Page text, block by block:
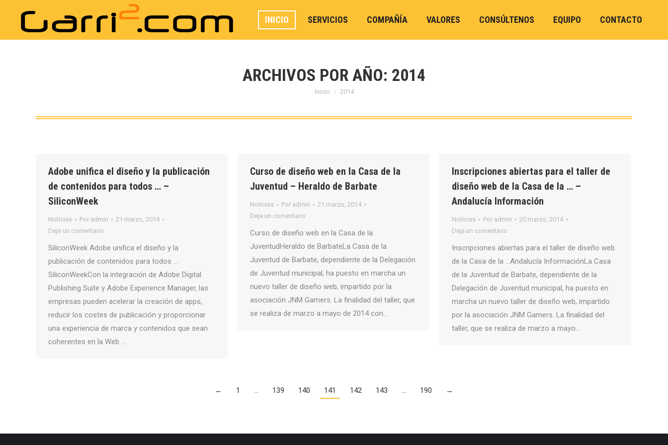
INICIO SERVICIOS COMPAÑÍA VALORES CONSÚLTENOS EQUIPO CONTACTO
ARCHIVOS POR AÑO: 2014
Estás aquí:
Inicio 2014
Adobe unifica el diseño y la publicación
de contenidos para todos … –
SiliconWeek
Noticias Por admin
21 marzo, 2014
Deja un comentario
SiliconWeek Adobe unifica el diseño y la
publicación de contenidos para todos …
SiliconWeekCon la integración de Adobe Digital
Publishing Suite y Adobe Experience Manager, las
empresas pueden acelerar la creación de apps,
reducir los costes de publicación y proporcionar
una experiencia de marca y contenidos que sean
coherentes en la Web …
Curso de diseño web en la Casa de la
Juventud – Heraldo de Barbate
Noticias Por admin
21 marzo, 2014
Deja un comentario
Curso de diseño web en la Casa de la
JuventudHeraldo de BarbateLa Casa de la
Juventud de Barbate, dependiente de la Delegación
de Juventud municipal, ha puesto en marcha un
nuevo taller de diseño web, impartido por la
asociación JNM Gamers. La finalidad del taller, que
se realiza de marzo a mayo de 2014 con…
Inscripciones abiertas para el taller de
diseño web de la Casa de la … –
Andalucía Información
Noticias Por admin
20 marzo, 2014
Deja un comentario
Inscripciones abiertas para el taller de diseño web
de la Casa de la …Andalucía InformaciónLa Casa
de la Juventud de Barbate, dependiente de la
Delegación de Juventud municipal, ha puesto en
marcha un nuevo taller de diseño web, impartido
por la asociación JNM Gamers. La finalidad del
taller, que se realiza de marzo a mayo…
← 1 … 139 140 141 142 143 … 190 →